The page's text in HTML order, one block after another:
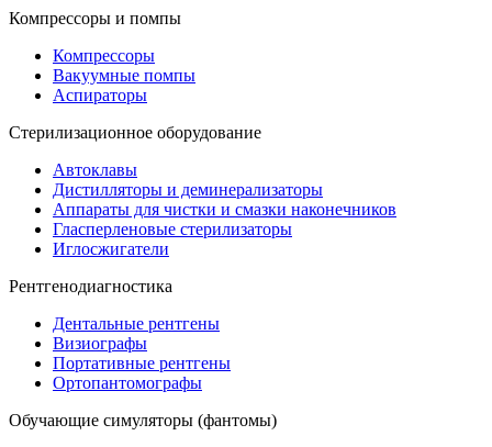
Компрессоры и помпы
Компрессоры
Вакуумные помпы
Аспираторы
Стерилизационное оборудование
Автоклавы
Дистилляторы и деминерализаторы
Аппараты для чистки и смазки наконечников
Гласперленовые стерилизаторы
Иглосжигатели
Рентгенодиагностика
Дентальные рентгены
Визиографы
Портативные рентгены
Ортопантомографы
Обучающие симуляторы (фантомы)